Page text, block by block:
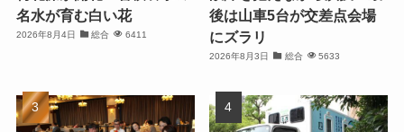
名水が育む白い花
2026年8月4日 総合 6411
後は山車5台が交差点会場
にズラリ
2026年8月3日 総合 5633